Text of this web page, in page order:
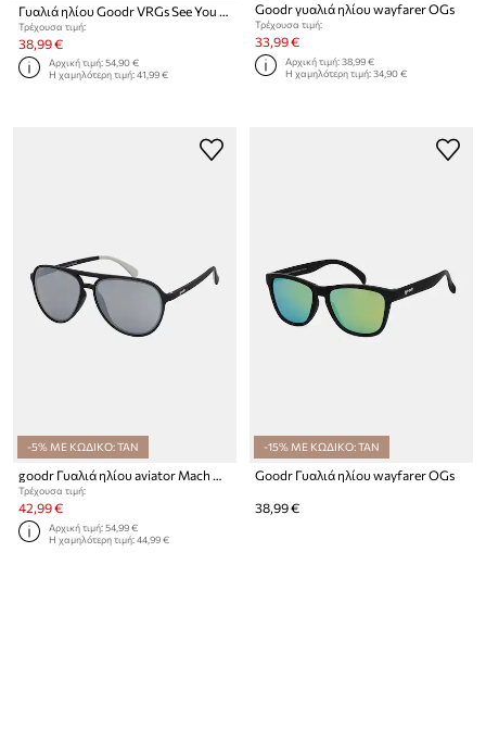
Γυαλιά ηλίου Goodr VRGs See You at the Party, Richter
Τρέχουσα τιμή:
38,99 €
Αρχική τιμή:54,90 €
Η χαμηλότερη τιμή:41,99 €
Goodr γυαλιά ηλίου wayfarer OGs
Τρέχουσα τιμή:
33,99 €
Αρχική τιμή:38,99 €
Η χαμηλότερη τιμή:34,90 €
-5% ΜΕ ΚΩΔΙΚΟ: TAN
goodr Γυαλιά ηλίου aviator Mach Gs
Τρέχουσα τιμή:
42,99 €
Αρχική τιμή:54,99 €
Η χαμηλότερη τιμή:44,99 €
-15% ΜΕ ΚΩΔΙΚΟ: TAN
Goodr Γυαλιά ηλίου wayfarer OGs
38,99 €